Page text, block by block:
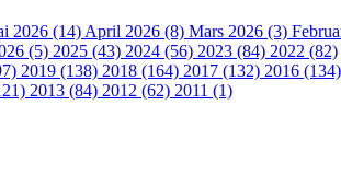
2026 (14) April 2026 (8) Mars 2026 (3)
(5) 2025 (43) 2024 (56) 2023 (84) 2022 (82)
2019 (138) 2018 (164) 2017 (132) 2016 (134)
2013 (84) 2012 (62) 2011 (1)